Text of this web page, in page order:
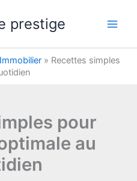
prestige
Immobilier » Recettes simples
pour
au